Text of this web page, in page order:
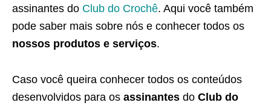
assinantes do Club do Crochê. Aqui você também
pode saber mais sobre nós e conhecer todos os
nossos produtos e serviços.
Caso você queira conhecer todos os conteúdos
desenvolvidos para os assinantes do Club do